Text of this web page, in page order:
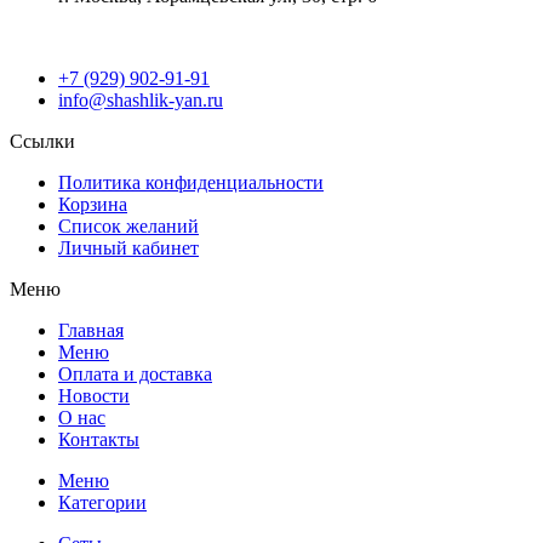
+7 (929) 902-91-91
info@shashlik-yan.ru
Ссылки
Политика конфиденциальности
Корзина
Список желаний
Личный кабинет
Меню
Главная
Меню
Оплата и доставка
Новости
О нас
Контакты
Меню
Категории